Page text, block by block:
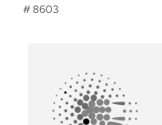
# 8603